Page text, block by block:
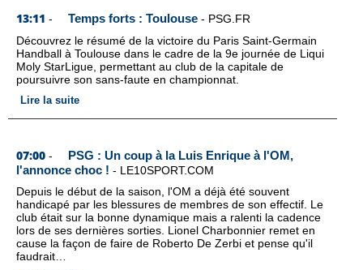
13:11 - Temps forts : Toulouse - PSG.FR
Découvrez le résumé de la victoire du Paris Saint-Germain
Handball à Toulouse dans le cadre de la 9e journée de Liqui
Moly StarLigue, permettant au club de la capitale de
poursuivre son sans-faute en championnat.
Lire la suite
07:00 -
PSG : Un coup à la Luis Enrique à l'OM,
l'annonce choc ! - LE10SPORT.COM
Depuis le début de la saison, l'OM a déjà été souvent
handicapé par les blessures de membres de son effectif. Le
club était sur la bonne dynamique mais a ralenti la cadence
lors de ses dernières sorties. Lionel Charbonnier remet en
cause la façon de faire de Roberto De Zerbi et pense qu'il
faudrait…